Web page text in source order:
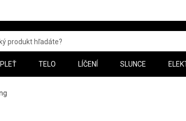
PLEŤ TELO LÍČENÍ SLUNCE